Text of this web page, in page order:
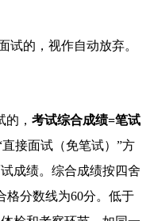
的，视作自动放弃。
， 考试综合成绩=笔试
直接面试（免笔试）”方
成绩。综合成绩按四舍
格分数线为60分。低于